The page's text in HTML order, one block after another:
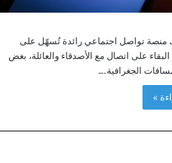
منصة تواصل اجتماعي رائدة تُسهّل على
على اتصال مع الأصدقاء والعائلة، بغض
الجغرافية.…
»